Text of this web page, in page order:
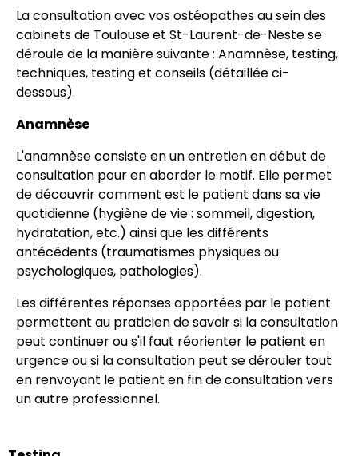
La consultation avec vos ostéopathes au sein des
cabinets de Toulouse et St-Laurent-de-Neste se
déroule de la manière suivante : Anamnèse, testing,
techniques, testing et conseils (détaillée ci-
dessous).
Anamnèse
L'anamnèse consiste en un entretien en début de
consultation pour en aborder le motif. Elle permet
de découvrir comment est le patient dans sa vie
quotidienne (hygiène de vie : sommeil, digestion,
hydratation, etc.) ainsi que les différents
antécédents (traumatismes physiques ou
psychologiques, pathologies).
Les différentes réponses apportées par le patient
permettent au praticien de savoir si la consultation
peut continuer ou s'il faut réorienter le patient en
urgence ou si la consultation peut se dérouler tout
en renvoyant le patient en fin de consultation vers
un autre professionnel.